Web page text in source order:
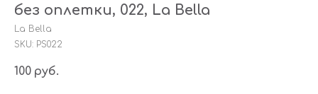
без оплетки, 022, La Bella
La Bella
SKU: PS022
100 руб.